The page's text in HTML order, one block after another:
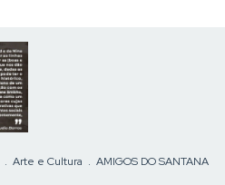
. Arte e Cultura . AMIGOS DO SANTANA